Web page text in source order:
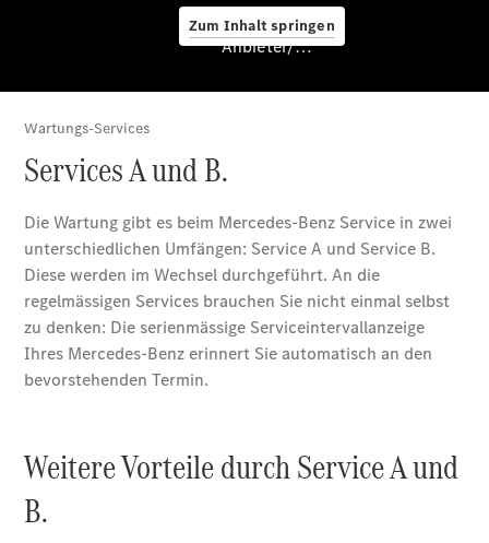
Zum Inhalt springen
Service &
Servicetermin
buchen
Digitale
Extras
Unterwegs
laden
Reifen
Anbieter/Datenschutz